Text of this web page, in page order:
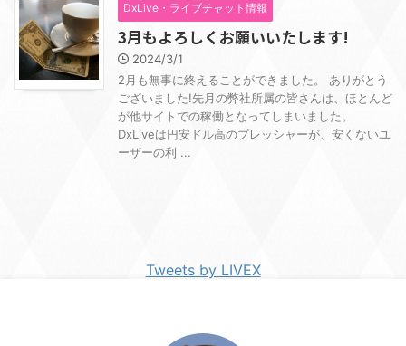
DxLive・ライブチャット情報
3月もよろしくお願いいたします!
2024/3/1
2月も無事に終えることができました。 ありがとう
ございました!先月の弊社所属の皆さんは、ほとんど
が他サイトでの稼働となってしまいました。
DxLiveは円安ドル高のプレッシャーが、安くないユ
ーザーの利 ...
Tweets by LIVEX